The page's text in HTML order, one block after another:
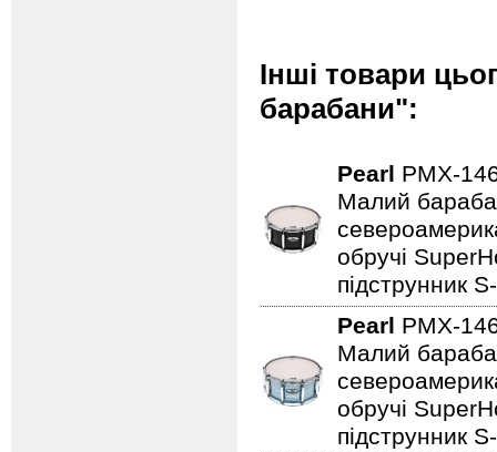
Інші товари
барабани":
Pearl PMX-
Малий
обручі
підструнник
Pearl PMX-
Малий
обручі
підструнник